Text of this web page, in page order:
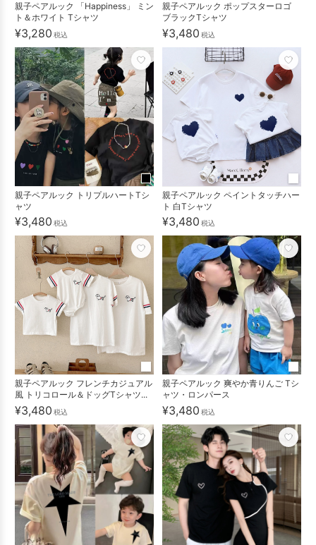
親子ペアルック 「Happiness」 ミン
ト＆ホワイト Tシャツ
¥3,280 税込
親子ペアルック ポップスターロゴ
ブラックTシャツ
¥3,480 税込
親子ペアルック トリプルハートTシ
ャツ
¥3,480 税込
親子ペアルック ペイントタッチハー
ト 白Tシャツ
¥3,480 税込
親子ペアルック フレンチカジュアル
風 トリコロール＆ドッグTシャツ...
¥3,480 税込
親子ペアルック 爽やか青りんご Tシ
ャツ・ロンパース
¥3,480 税込